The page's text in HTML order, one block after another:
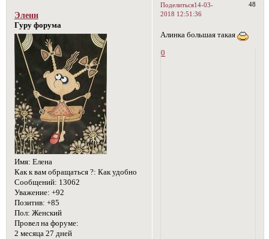
Поделиться 48
14-03-
2018 12:51:36
Эленн
Гуру форума
Имя: Елена
Как к вам обращаться ?: Как удобно
Сообщений: 13062
Уважение: +92
Позитив: +85
Пол: Женский
Провел на форуме:
2 месяца 27 дней
Алинка большая такая
0